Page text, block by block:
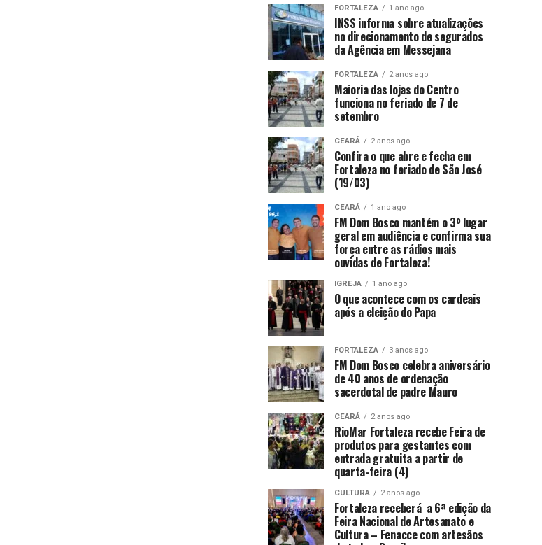
FORTALEZA 1 ano ago
INSS informa sobre atualizações
no direcionamento de segurados
da Agência em Messejana
FORTALEZA 2 anos ago
Maioria das lojas do Centro
funciona no feriado de 7 de
setembro
CEARÁ 2 anos ago
Confira o que abre e fecha em
Fortaleza no feriado de São José
(19/03)
CEARÁ 1 ano ago
FM Dom Bosco mantém o 3º lugar
geral em audiência e confirma sua
força entre as rádios mais
ouvidas de Fortaleza!
IGREJA 1 ano ago
O que acontece com os cardeais
após a eleição do Papa
FORTALEZA 3 anos ago
FM Dom Bosco celebra aniversário
de 40 anos de ordenação
sacerdotal de padre Mauro
CEARÁ 2 anos ago
RioMar Fortaleza recebe Feira de
produtos para gestantes com
entrada gratuita a partir de
quarta-feira (4)
CULTURA 2 anos ago
Fortaleza receberá a 6ª edição da
Feira Nacional de Artesanato e
Cultura – Fenacce com artesãos